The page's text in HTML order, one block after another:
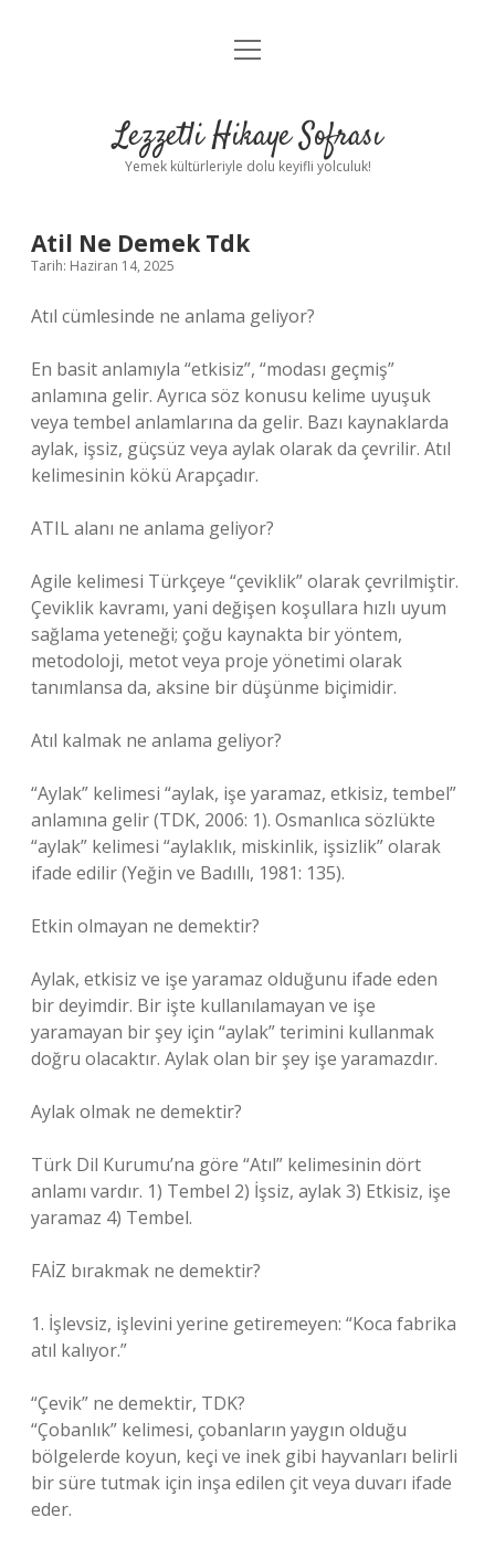
Anasayfa
Yasal Uyarı
menüyü
Lezzetli Hikaye Sofrası
Yemek kültürleriyle dolu keyifli yolculuk!
Atil Ne Demek Tdk
Tarih: Haziran 14, 2025
Atıl cümlesinde ne anlama geliyor?
En basit anlamıyla “etkisiz”, “modası geçmiş”
anlamına gelir. Ayrıca söz konusu kelime uyuşuk
veya tembel anlamlarına da gelir. Bazı kaynaklarda
aylak, işsiz, güçsüz veya aylak olarak da çevrilir. Atıl
kelimesinin kökü Arapçadır.
ATIL alanı ne anlama geliyor?
Agile kelimesi Türkçeye “çeviklik” olarak çevrilmiştir.
Çeviklik kavramı, yani değişen koşullara hızlı uyum
sağlama yeteneği; çoğu kaynakta bir yöntem,
metodoloji, metot veya proje yönetimi olarak
tanımlansa da, aksine bir düşünme biçimidir.
Atıl kalmak ne anlama geliyor?
“Aylak” kelimesi “aylak, işe yaramaz, etkisiz, tembel”
anlamına gelir (TDK, 2006: 1). Osmanlıca sözlükte
“aylak” kelimesi “aylaklık, miskinlik, işsizlik” olarak
ifade edilir (Yeğin ve Badıllı, 1981: 135).
Etkin olmayan ne demektir?
Aylak, etkisiz ve işe yaramaz olduğunu ifade eden
bir deyimdir. Bir işte kullanılamayan ve işe
yaramayan bir şey için “aylak” terimini kullanmak
doğru olacaktır. Aylak olan bir şey işe yaramazdır.
Aylak olmak ne demektir?
Türk Dil Kurumu’na göre “Atıl” kelimesinin dört
anlamı vardır. 1) Tembel 2) İşsiz, aylak 3) Etkisiz, işe
yaramaz 4) Tembel.
FAİZ bırakmak ne demektir?
1. İşlevsiz, işlevini yerine getiremeyen: “Koca fabrika
atıl kalıyor.”
“Çevik” ne demektir, TDK?
“Çobanlık” kelimesi, çobanların yaygın olduğu
bölgelerde koyun, keçi ve inek gibi hayvanları belirli
bir süre tutmak için inşa edilen çit veya duvarı ifade
eder.